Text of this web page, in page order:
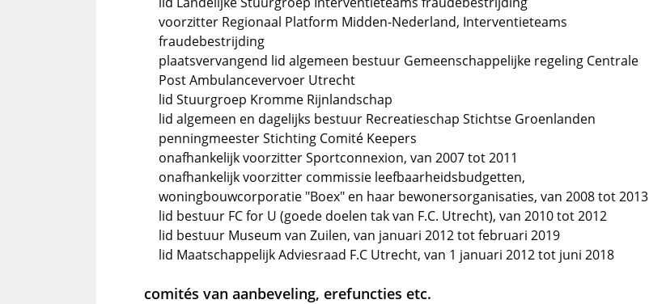
voorzitter Regionaal Platform Midden-Nederland, Interventieteams
fraudebestrijding
plaatsvervangend lid algemeen bestuur Gemeenschappelijke regeling Centrale
Post Ambulancevervoer Utrecht
lid Stuurgroep Kromme Rijnlandschap
lid algemeen en dagelijks bestuur Recreatieschap Stichtse Groenlanden
penningmeester Stichting Comité Keepers
onafhankelijk voorzitter Sportconnexion, van 2007 tot 2011
onafhankelijk voorzitter commissie leefbaarheidsbudgetten,
woningbouwcorporatie "Boex" en haar bewonersorganisaties, van 2008 tot 2013
lid bestuur FC for U (goede doelen tak van F.C. Utrecht), van 2010 tot 2012
lid bestuur Museum van Zuilen, van januari 2012 tot februari 2019
lid Maatschappelijk Adviesraad F.C Utrecht, van 1 januari 2012 tot juni 2018
comités van aanbeveling, erefuncties etc.